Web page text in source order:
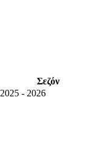
Σεζόν
2025 - 2026